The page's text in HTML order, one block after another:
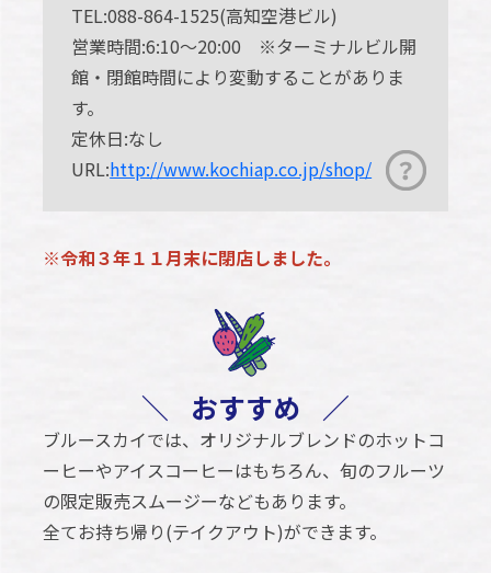
TEL:088-864-1525(高知空港ビル)
営業時間:6:10～20:00 ※ターミナルビル開
館・閉館時間により変動することがありま
す。
定休日:なし
URL:http://www.kochiap.co.jp/shop/
※令和３年１１月末に閉店しました。
＼ おすすめ ／
ブルースカイでは、オリジナルブレンドのホットコ
ーヒーやアイスコーヒーはもちろん、旬のフルーツ
の限定販売スムージーなどもあります。
全てお持ち帰り(テイクアウト)ができます。